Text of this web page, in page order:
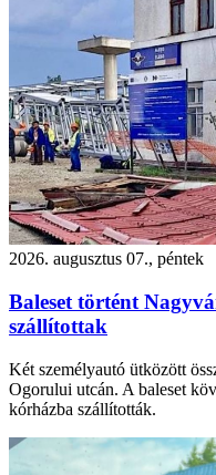
2026. augusztus 07., péntek
Baleset történt
szállítottak
Két személyautó ütközött
Ogorului utcán. A baleset
kórházba szállították.